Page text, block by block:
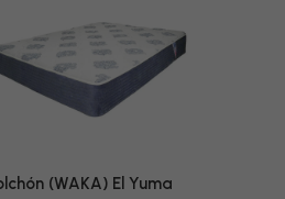
(WAKA) El Yuma